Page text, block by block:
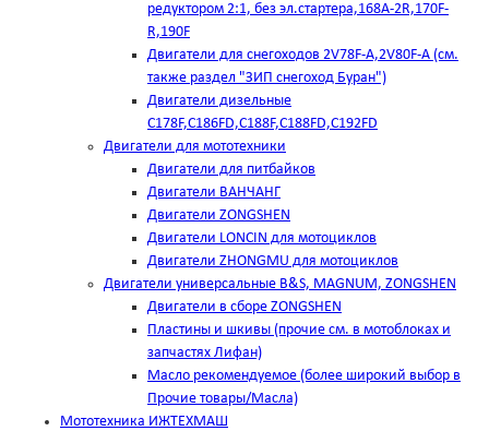
редуктором 2:1, без эл.стартера,168А-2R,170F-
R,190F
Двигатели для снегоходов 2V78F-A,2V80F-A (см.
также раздел "ЗИП снегоход Буран")
Двигатели дизельные
C178F,С186FD,C188F,C188FD,C192FD
Двигатели для мототехники
Двигатели для питбайков
Двигатели ВАНЧАНГ
Двигатели ZONGSHEN
Двигатели LONCIN для мотоциклов
Двигатели ZHONGMU для мотоциклов
Двигатели универсальные B&S, MAGNUM, ZONGSHEN
Двигатели в сборе ZONGSHEN
Пластины и шкивы (прочие см. в мотоблоках и
запчастях Лифан)
Масло рекомендуемое (более широкий выбор в
Прочие товары/Масла)
Мототехника ИЖТЕХМАШ